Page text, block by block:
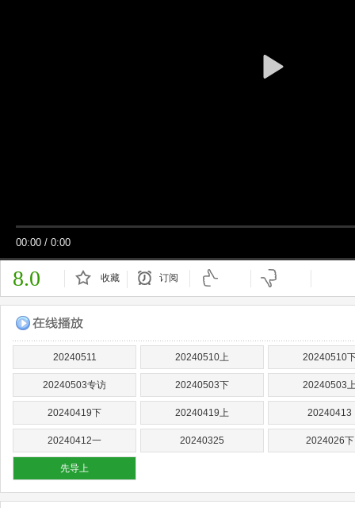
00:00 / 0:00
8.0 收藏 订阅
20240511 20240510上 20240510
20240503专访 20240503下 20240503
20240419下 20240419上 20240413
20240412一 20240325 2024026下
先导上